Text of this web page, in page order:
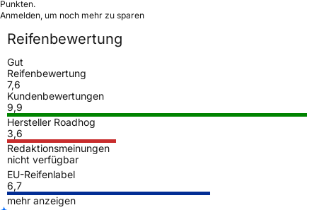
Punkten.
Anmelden, um noch mehr zu sparen
Reifenbewertung
Gut
Reifenbewertung
7,6
Kundenbewertungen
9,9
Hersteller Roadhog
3,6
Redaktionsmeinungen
nicht verfügbar
EU-Reifenlabel
6,7
mehr anzeigen